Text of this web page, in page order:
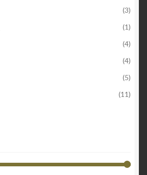
(3)
(1)
(4)
(4)
(5)
(11)